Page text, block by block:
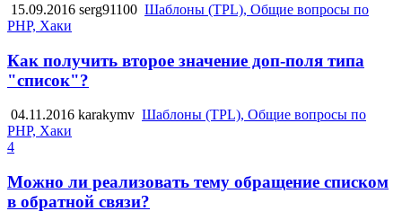
15.09.2016 serg91100 Шаблоны (TPL), Общие вопросы по
PHP, Хаки
Как получить второе значение доп-поля типа
"список"?
04.11.2016 karakymv Шаблоны (TPL), Общие вопросы по
PHP, Хаки
4
Можно ли реализовать тему обращение списком
в обратной связи?